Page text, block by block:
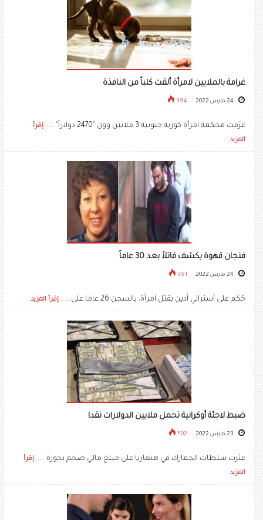
غرامة بالملايين لامرأة ألقت كلباً من النافذة
394
غرّمت محكمة امرأة كورية جنوبية 3 ملايين وون "2470 دولاراً" .....
إقرأ
المزيد
فنجان قهوة يكشف قاتلاً بعد 30 عاماً
391
حُكم على أسترالي أدين بقتل امرأة، بالسجن 26 عاما على ..... إقرأ المزيد
ضبط لاجئة أوكرانية تحمل ملايين الدولارات نقدا
502
عثرت سلطات الجمارك في هنغاريا على مبلغ مالي ضخم بحوزة ..... إقرأ
المزيد